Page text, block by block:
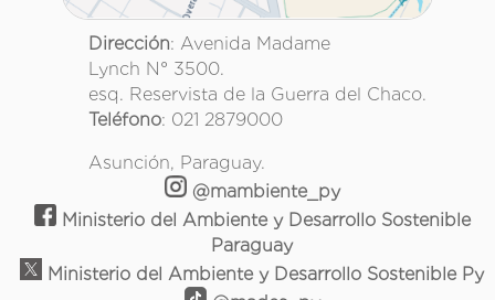
Dirección: Avenida Madame
Lynch N° 3500.
esq. Reservista de la Guerra del Chaco.
Teléfono: 021 2879000
Asunción, Paraguay.
@mambiente_py
Ministerio del Ambiente y Desarrollo Sostenible
Paraguay
Ministerio del Ambiente y Desarrollo Sostenible Py